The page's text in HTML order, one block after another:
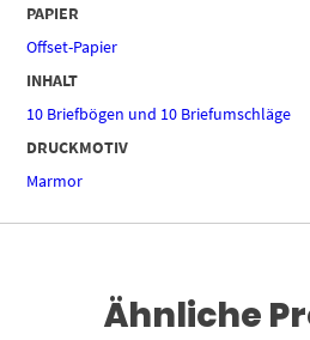
PAPIER
Offset-Papier
INHALT
10 Briefbögen und 10 Briefumschläge
DRUCKMOTIV
Marmor
Ähnliche